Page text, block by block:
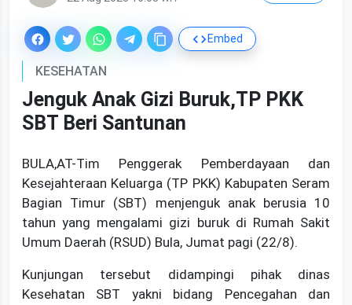
Embed
KESEHATAN
Jenguk Anak Gizi Buruk,TP PKK
SBT Beri Santunan
BULA,AT-Tim Penggerak Pemberdayaan dan
Kesejahteraan Keluarga (TP PKK) Kabupaten Seram
Bagian Timur (SBT) menjenguk anak berusia 10
tahun yang mengalami gizi buruk di Rumah Sakit
Umum Daerah (RSUD) Bula, Jumat pagi (22/8).
Kunjungan tersebut didampingi pihak dinas
Kesehatan SBT yakni bidang Pencegahan dan